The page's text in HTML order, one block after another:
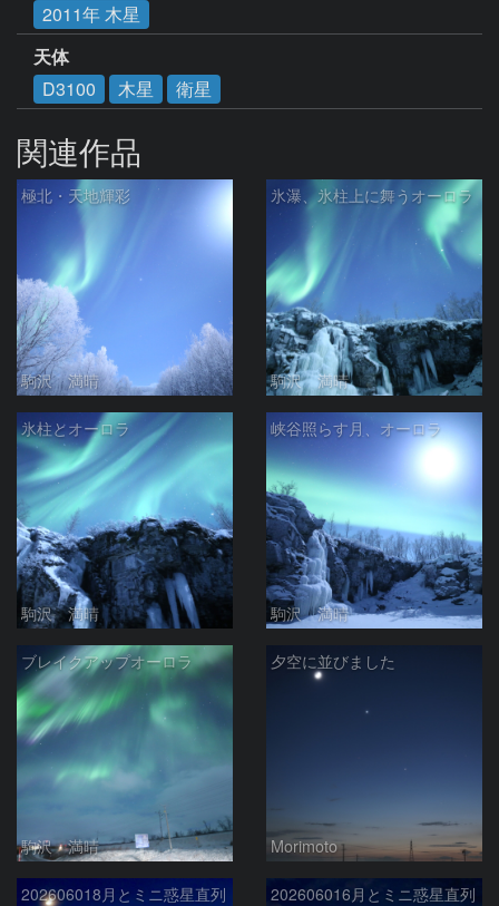
2011年 木星
天体
D3100
木星 衛星
関連作品
極北・天地輝彩
駒沢 満晴
氷瀑、氷柱上に舞うオーロラ
駒沢 満晴
氷柱とオーロラ
駒沢 満晴
峡谷照らす月、オーロラ
駒沢 満晴
ブレイクアップオーロラ
駒沢 満晴
夕空に並びました
Morimoto
202606018月とミニ惑星直列 202606016月とミニ惑星直列